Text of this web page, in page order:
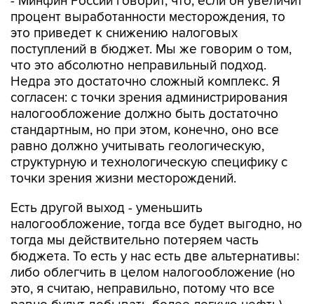
процент выработанности месторождения, то
это приведет к снижению налоговых
поступлений в бюджет. Мы же говорим о том,
что это абсолютно неправильный подход.
Недра это достаточно сложный комплекс. Я
согласен: с точки зрения администрирования
налогообложение должно быть достаточно
стандартным, но при этом, конечно, оно все
равно должно учитывать геологическую,
структурную и технологическую специфику с
точки зрения жизни месторождений.
Есть другой выход - уменьшить
налогообложение, тогда все будет выгодно, но
тогда мы действительно потеряем часть
бюджета. То есть у нас есть две альтернативы:
либо облегчить в целом налогообложение (но
это, я считаю, неправильно, потому что все